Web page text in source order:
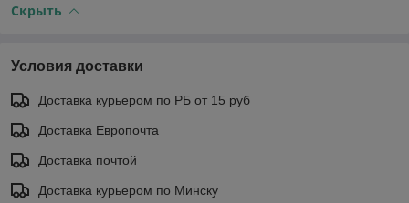
Скрыть
Условия доставки
Доставка курьером по РБ от 15 руб
Доставка Европочта
Доставка почтой
Доставка курьером по Минску